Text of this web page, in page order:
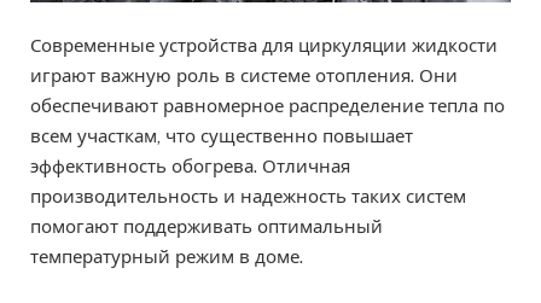
Современные устройства для циркуляции жидкости
играют важную роль в системе отопления. Они
обеспечивают равномерное распределение тепла по
всем участкам, что существенно повышает
эффективность обогрева. Отличная
производительность и надежность таких систем
помогают поддерживать оптимальный
температурный режим в доме.